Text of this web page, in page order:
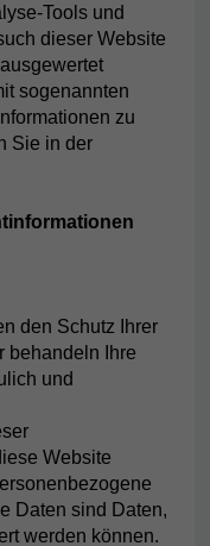
Tools und
dieser Website
sogenannten
zu
Sie in der
den Schutz Ihrer
behandeln Ihre
und
Website
Daten sind Daten,
werden können.